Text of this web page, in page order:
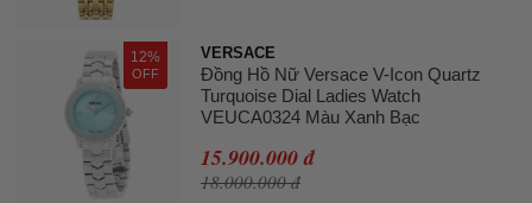
12%
OFF
VERSACE
Đồng Hồ Nữ Versace V-Icon Quartz
Turquoise Dial Ladies Watch
VEUCA0324 Màu Xanh Bạc
15.900.000 đ
18.000.000 đ